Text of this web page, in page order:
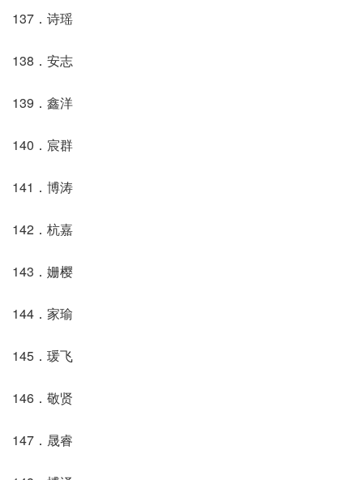
137．诗瑶
138．安志
139．鑫洋
140．宸群
141．博涛
142．杭嘉
143．姗樱
144．家瑜
145．瑗飞
146．敬贤
147．晟睿